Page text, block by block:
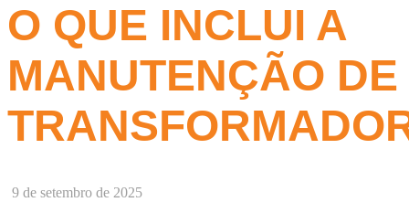
O QUE INCLUI A
MANUTENÇÃO DE
9 de setembro de 2025